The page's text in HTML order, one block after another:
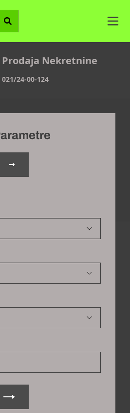
Prodaja Nekretnine
021/24-00-124